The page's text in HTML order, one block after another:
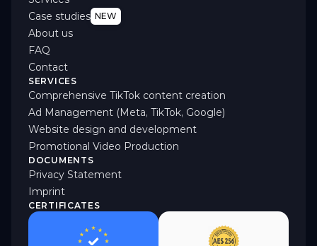
Case studies NEW
About us
FAQ
Contact
SERVICES
Comprehensive TikTok content creation
Ad Management (Meta, TikTok, Google)
Website design and development
Promotional Video Production
DOCUMENTS
Privacy Statement
Imprint
CERTIFICATES